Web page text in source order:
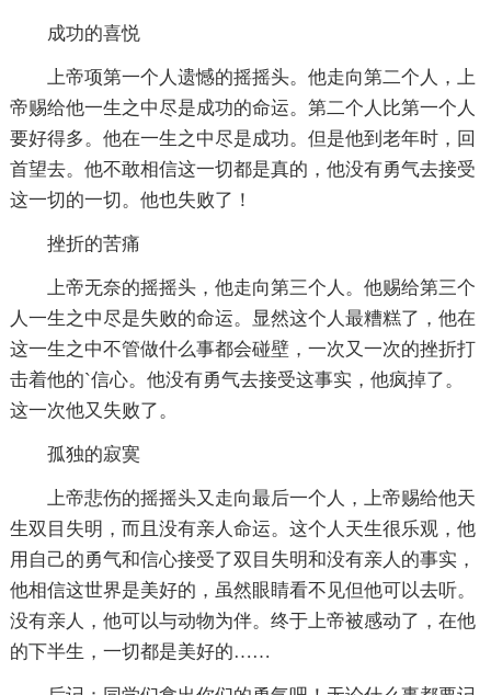
成功的喜悦
上帝项第一个人遗憾的摇摇头。他走向第二个人，上
帝赐给他一生之中尽是成功的命运。第二个人比第一个人
要好得多。他在一生之中尽是成功。但是他到老年时，回
首望去。他不敢相信这一切都是真的，他没有勇气去接受
这一切的一切。他也失败了！
挫折的苦痛
上帝无奈的摇摇头，他走向第三个人。他赐给第三个
人一生之中尽是失败的命运。显然这个人最糟糕了，他在
这一生之中不管做什么事都会碰壁，一次又一次的挫折打
击着他的`信心。他没有勇气去接受这事实，他疯掉了。
这一次他又失败了。
孤独的寂寞
上帝悲伤的摇摇头又走向最后一个人，上帝赐给他天
生双目失明，而且没有亲人命运。这个人天生很乐观，他
用自己的勇气和信心接受了双目失明和没有亲人的事实，
他相信这世界是美好的，虽然眼睛看不见但他可以去听。
没有亲人，他可以与动物为伴。终于上帝被感动了，在他
的下半生，一切都是美好的……